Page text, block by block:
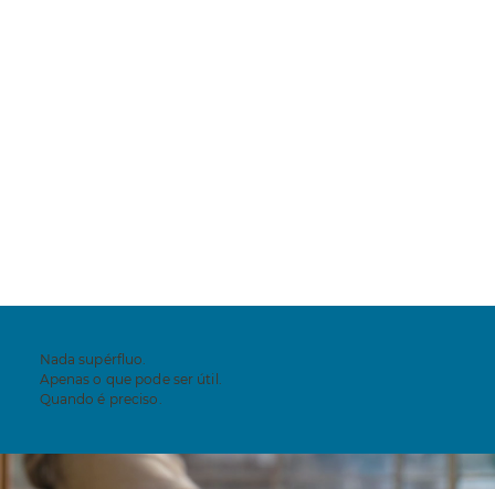
Nada supérfluo.
Apenas o que pode ser útil.
Quando é preciso.